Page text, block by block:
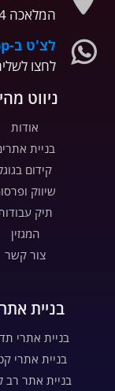
המלאכה 4, א.ת פולג, נתניה
לצ'ט ב-WhatsApp
לחצו
ניווט
אודות
בניית
קידום
שיווק
תיק
המגזין
צור קשר
בניית
בניית אתרי
בניית אתרי
בניית אתר רב